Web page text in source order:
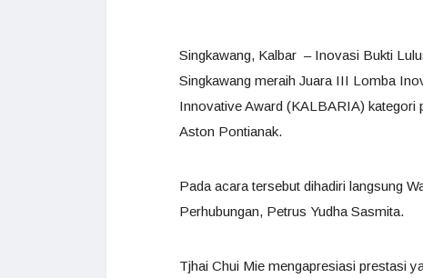
Singkawang, Kalbar – Inovasi Bukti
Singkawang meraih Juara III Lomba
Innovative Award (KALBARIA) kategori
Aston Pontianak.
Pada acara tersebut dihadiri langsung
Perhubungan, Petrus Yudha Sasmita.
Tjhai Chui Mie mengapresiasi prestasi